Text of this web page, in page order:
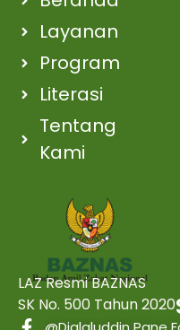
Layanan
Program
Literasi
Tentang
Kami
LAZ Resmi BAZNAS
SK No. 500 Tahun 2020